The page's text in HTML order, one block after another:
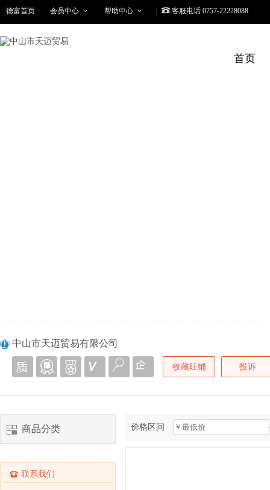
德富首页 会员中心 帮助中心 客服电话 0757-22228088
首页
中山市天迈贸易有限公司
收藏旺铺 投诉
商品分类
联系我们
价格区间